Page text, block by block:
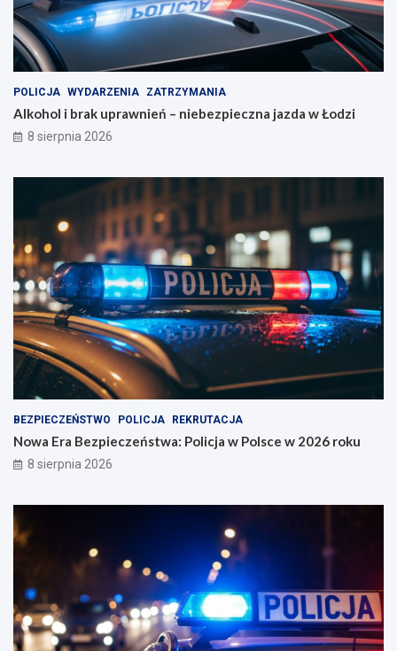
POLICJA WYDARZENIA ZATRZYMANIA
Alkohol i brak uprawnień – niebezpieczna jazda w Łodzi
8 sierpnia 2026
BEZPIECZEŃSTWO POLICJA REKRUTACJA
Nowa Era Bezpieczeństwa: Policja w Polsce w 2026 roku
8 sierpnia 2026